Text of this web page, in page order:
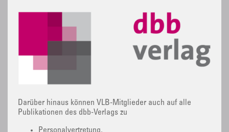
Darüber hinaus können VLB-Mitglieder auch auf alle
Publikationen des dbb-Verlags zu